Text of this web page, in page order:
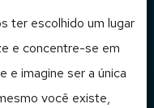
ter escolhido um lugar
e concentre-se em
e imagine ser a única
você existe,